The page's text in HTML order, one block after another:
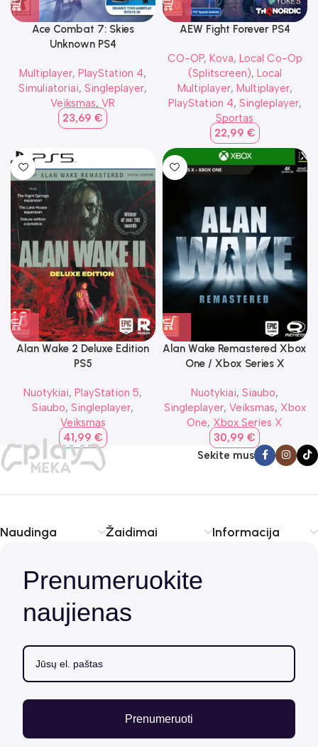
Ace Combat 7: Skies
Unknown PS4
Multiplayer,PlayStation 4,
Simuliatoriai,Singleplayer,
Veiksmas,VR
23,69€
AEW Fight Forever PS4
CO-OP, Kova, Local Co-Op
(Splitscreen), Local
Multiplayer, Multiplayer,
PlayStation 4, Singleplayer,
Sportas
22,99 €
Alan Wake 2 Deluxe Edition
PS5
Nuotykiai,PlayStation 5,
Siaubo,Singleplayer,
Veiksmas
41,99 €
Alan Wake Remastered Xbox
One / Xbox Series X
Nuotykiai,Siaubo,
Singleplayer, Veiksmas, Xbox
One, Xbox Series X
30,99€
Sekite mus
Naudinga Žaidimai Informacija
Prenumeruokite
naujienas
Prenumeruoti